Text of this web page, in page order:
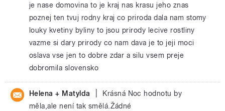
je nase domovina to je kraj nas krasu jeho znas
poznej ten tvuj rodny kraj co priroda dala nam stomy
louky kvetiny byliny to jsou prirody lecive rostliny
vazme si dary prirody co nam dava je to jeji moci
oslava vse jen to dobre zdar a silu vsem preje
dobromila slovensko
Helena + Matylda
Krásná Noc hodnotu by
měla,ale není tak smělá.Žádné